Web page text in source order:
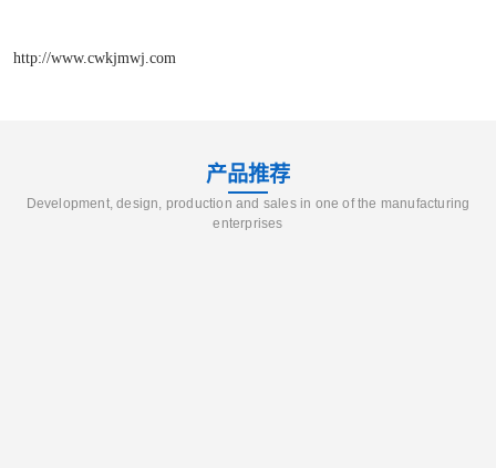
http://www.cwkjmwj.com
产品推荐
Development, design, production and sales in one of the manufacturing
enterprises